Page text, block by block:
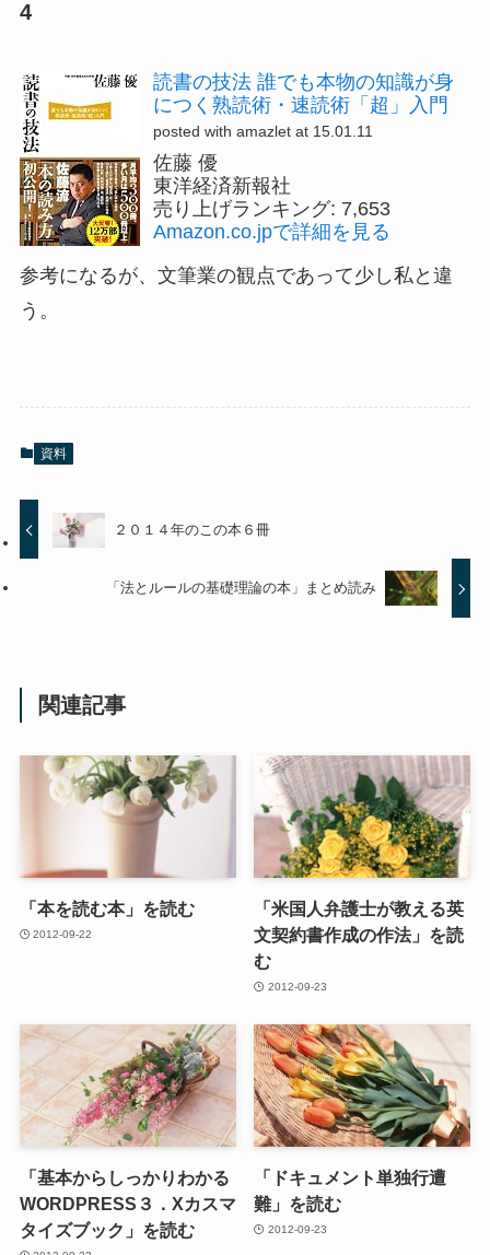
4
読書の技法 誰でも本物の知識が身
につく熟読術・速読術「超」入門
posted with amazlet at 15.01.11
佐藤 優
東洋経済新報社
売り上げランキング: 7,653
Amazon.co.jpで詳細を見る
参考になるが、文筆業の観点であって少し私と違
う。
資料
２０１４年のこの本６冊
「法とルールの基礎理論の本」まとめ読み
関連記事
「本を読む本」を読む
2012-09-22
「米国人弁護士が教える英
文契約書作成の作法」を読
む
2012-09-23
「基本からしっかりわかる
WORDPRESS３．Xカスマ
タイズブック」を読む
「ドキュメント単独行遭
難」を読む
2012-09-23